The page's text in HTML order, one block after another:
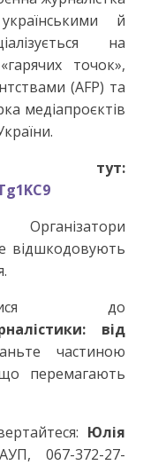
й
на
точок»,
(AFP) та
медіапроєктів
тут:
відшкодовують
до
від
частиною
що перемагають
Юлія
067-372-27-